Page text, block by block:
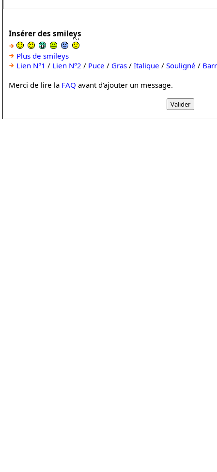
Insérer des smileys
Plus de smileys
Lien N°1 / Lien N°2 / Puce / Gras / Italique / Souligné /
Merci de lire la FAQ avant d'ajouter un message.